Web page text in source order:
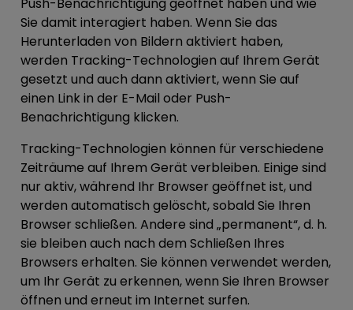
Sie damit interagiert haben. Wenn Sie das
Herunterladen von Bildern aktiviert haben,
werden Tracking-Technologien auf Ihrem Gerät
gesetzt und auch dann aktiviert, wenn Sie auf
einen Link in der E-Mail oder Push-
Benachrichtigung klicken.
Tracking-Technologien können für verschiedene
Zeiträume auf Ihrem Gerät verbleiben. Einige sind
nur aktiv, während Ihr Browser geöffnet ist, und
werden automatisch gelöscht, sobald Sie Ihren
Browser schließen. Andere sind „permanent“, d. h.
sie bleiben auch nach dem Schließen Ihres
Browsers erhalten. Sie können verwendet werden,
um Ihr Gerät zu erkennen, wenn Sie Ihren Browser
öffnen und erneut im Internet surfen.